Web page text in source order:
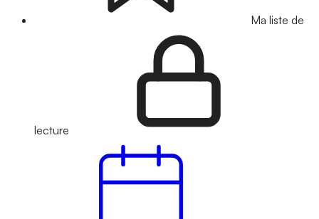
Ma liste de
lecture